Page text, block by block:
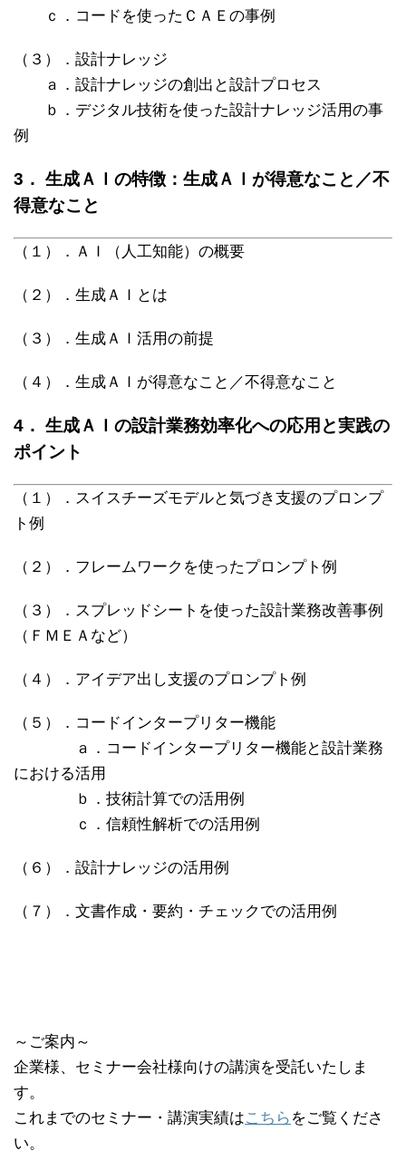
ｃ．コードを使ったＣＡＥの事例
（３）．設計ナレッジ
ａ．設計ナレッジの創出と設計プロセス
ｂ．デジタル技術を使った設計ナレッジ活用の事
例
3． 生成ＡＩの特徴：生成ＡＩが得意なこと／不
得意なこと
（１）．ＡＩ（人工知能）の概要
（２）．生成ＡＩとは
（３）．生成ＡＩ活用の前提
（４）．生成ＡＩが得意なこと／不得意なこと
4． 生成ＡＩの設計業務効率化への応用と実践の
ポイント
（１）．スイスチーズモデルと気づき支援のプロンプ
ト例
（２）．フレームワークを使ったプロンプト例
（３）．スプレッドシートを使った設計業務改善事例
（ＦＭＥＡなど）
（４）．アイデア出し支援のプロンプト例
（５）．コードインタープリター機能
ａ．コードインタープリター機能と設計業務
における活用
ｂ．技術計算での活用例
ｃ．信頼性解析での活用例
（６）．設計ナレッジの活用例
（７）．文書作成・要約・チェックでの活用例
～ご案内～
企業様、セミナー会社様向けの講演を受託いたしま
す。
これまでのセミナー・講演実績はこちら をご覧くださ
い。